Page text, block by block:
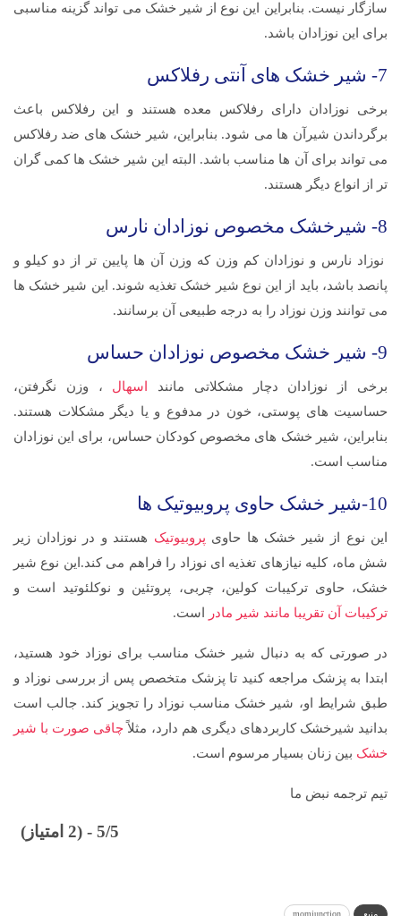
سازگار نیست. بنابراین این نوع از شیر خشک می تواند گزینه مناسبی
برای این نوزادان باشد.
7- شیر خشک های آنتی رفلاکس
برخی نوزادان دارای رفلاکس معده هستند و این رفلاکس باعث
برگرداندن شیرآن ها می شود. بنابراین، شیر خشک های ضد رفلاکس
می تواند برای آن ها مناسب باشد. البته این شیر خشک ها کمی گران
تر از انواع دیگر هستند.
8- شیرخشک مخصوص نوزادان نارس
نوزاد نارس و نوزادان کم وزن که وزن آن ها پایین تر از دو کیلو و
پانصد باشد، باید از این نوع شیر خشک تغذیه شوند. این شیر خشک ها
می توانند وزن نوزاد را به درجه طبیعی آن برسانند.
9- شیر خشک مخصوص نوزادان حساس
برخی از نوزادان دچار مشکلاتی مانند اسهال ، وزن نگرفتن،
حساسیت های پوستی، خون در مدفوع و یا دیگر مشکلات هستند.
بنابراین، شیر خشک های مخصوص کودکان حساس، برای این نوزادان
مناسب است.
10-شیر خشک حاوی پروبیوتیک ها
این نوع از شیر خشک ها حاوی پروبیوتیک هستند و در نوزادان زیر
شش ماه، کلیه نیازهای تغذیه ای نوزاد را فراهم می کند.این نوع شیر
خشک، حاوی ترکیبات کولین، چربی، پروتئین و نوکلئوتید است و
ترکیبات آن تقریبا مانند شیر مادر
است.
در صورتی که به دنبال شیر خشک مناسب برای نوزاد خود هستید،
ابتدا به پزشک مراجعه کنید تا پزشک متخصص پس از بررسی نوزاد و
طبق شرایط او، شیر خشک مناسب نوزاد را تجویز کند. جالب است
بدانید شیرخشک کاربردهای دیگری هم دارد، مثلاً چاقی صورت با شیر
خشک بین زنان بسیار مرسوم است.
تیم ترجمه نبض ما
5/5 - (2 امتیاز)